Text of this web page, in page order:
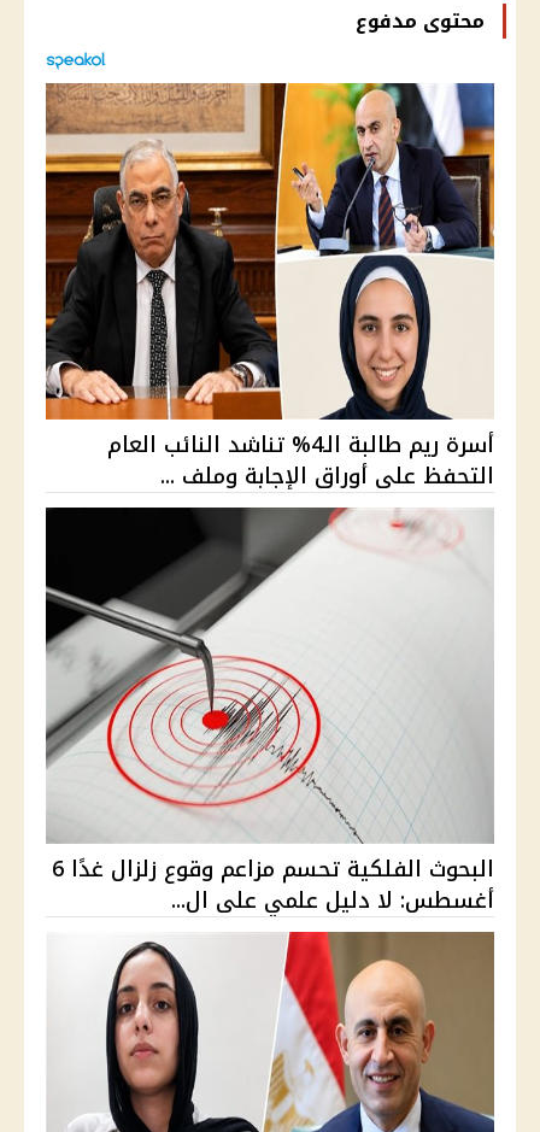
محتوى مدفوع
أسرة ريم طالبة الـ4% تناشد النائب العام
التحفظ على أوراق الإجابة وملف ...
البحوث الفلكية تحسم مزاعم وقوع زلزال غدًا 6
أغسطس: لا دليل علمي على ال...